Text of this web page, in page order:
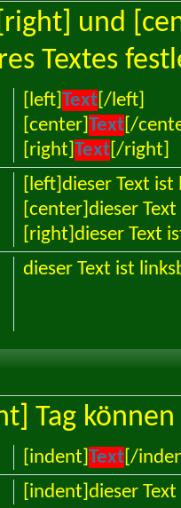
und
Textes
[left] Text[/left]
[center] Text[/
[right] Text[/right]
[left]dieser Text
[center]dieser
[right]dieser Text
dieser Text ist
Tag
[indent] Text[/
[indent]dieser